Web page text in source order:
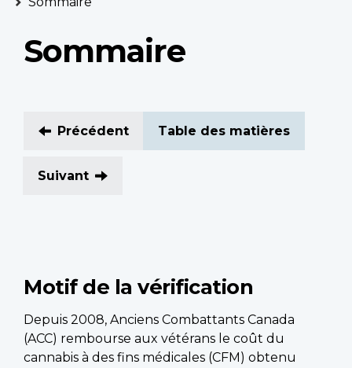
Sommaire
Précédent Table des matières
Suivant
Motif de la vérification
Depuis 2008, Anciens Combattants Canada
(ACC) rembourse aux vétérans le coût du
cannabis à des fins médicales (CFM) obtenu